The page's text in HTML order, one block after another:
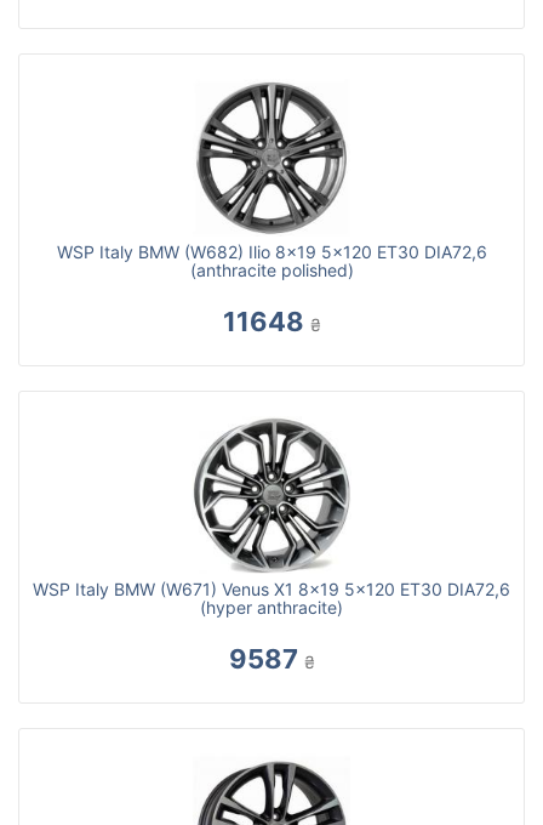
WSP Italy BMW (W682) Ilio 8x19 5x120 ET30 DIA72,6
(anthracite polished)
11648 ₴
WSP Italy BMW (W671) Venus X1 8x19 5x120 ET30 DIA72,6
(hyper anthracite)
9587 ₴